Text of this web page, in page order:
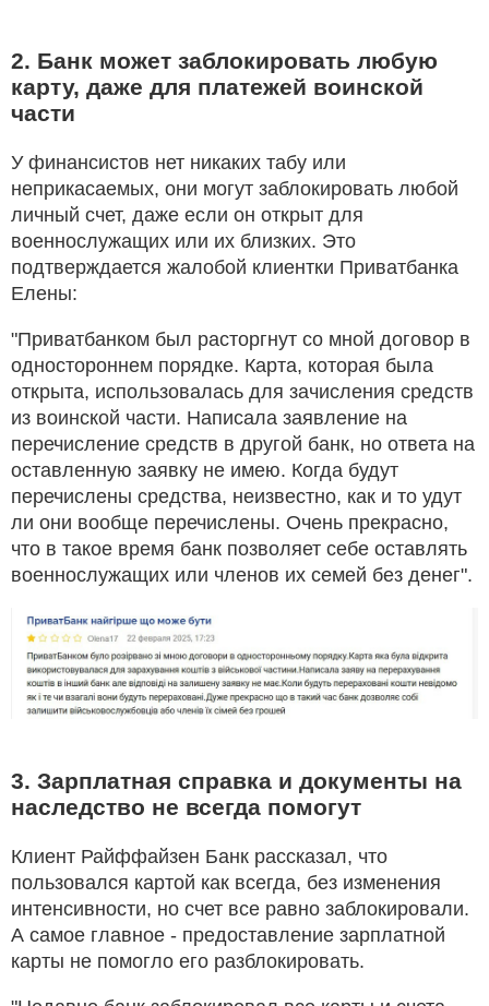
2. Банк может заблокировать любую
карту, даже для платежей воинской
части
У финансистов нет никаких табу или
неприкасаемых, они могут заблокировать любой
личный счет, даже если он открыт для
военнослужащих или их близких. Это
подтверждается жалобой клиентки Приватбанка
Елены:
"Приватбанком был расторгнут со мной договор в
одностороннем порядке. Карта, которая была
открыта, использовалась для зачисления средств
из воинской части. Написала заявление на
перечисление средств в другой банк, но ответа на
оставленную заявку не имею. Когда будут
перечислены средства, неизвестно, как и то удут
ли они вообще перечислены. Очень прекрасно,
что в такое время банк позволяет себе оставлять
военнослужащих или членов их семей без денег".
3. Зарплатная справка и документы на
наследство не всегда помогут
Клиент Райффайзен Банк рассказал, что
пользовался картой как всегда, без изменения
интенсивности, но счет все равно заблокировали.
А самое главное - предоставление зарплатной
карты не помогло его разблокировать.